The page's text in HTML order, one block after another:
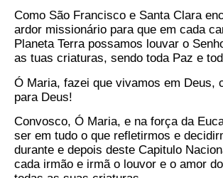
Como São Francisco e Santa Clara
ardor missionário para que em cada
Planeta Terra possamos louvar o
as tuas criaturas, sendo toda Paz e
Ó Maria, fazei que vivamos em Deus,
para Deus!
Convosco, Ó Maria, e na força da
ser em tudo o que refletirmos e
durante e depois deste Capitulo
cada irmão e irmã o louvor e o amor